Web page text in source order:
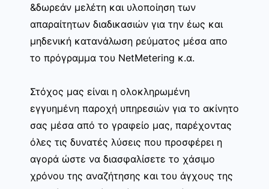
&δωρεάν μελέτη και υλοποίηση των
απαραίτητων διαδικασιών για την έως και
μηδενική κατανάλωση ρεύματος μέσα απο
το πρόγραμμα του NetMetering κ.α.
Στόχος μας είναι η ολοκληρωμένη
εγγυημένη παροχή υπηρεσιών για το ακίνητο
σας μέσα από το γραφείο μας, παρέχοντας
όλες τις δυνατές λύσεις που προσφέρει η
αγορά ώστε να διασφαλίσετε το χάσιμο
χρόνου της αναζήτησης και του άγχους της